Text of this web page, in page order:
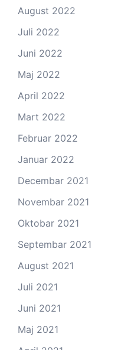
August 2022
Juli 2022
Juni 2022
Maj 2022
April 2022
Mart 2022
Februar 2022
Januar 2022
Decembar 2021
Novembar 2021
Oktobar 2021
Septembar 2021
August 2021
Juli 2021
Juni 2021
Maj 2021